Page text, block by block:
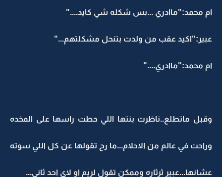
ام محمد:"ماادري ...بس شكله شي كايد...."
عبير:"اكيد عقب من ولدت بتنحل مشكلتهم..."
ام محمد:"ماادري...."
وقبل ماتطلع..ناظرت بنتها اللي حطت راسها على المخده
وراحت في عالم من الاحلام...ما رح تقولها عن كل اللي سوته
عشانها...عبير ثرثاره وممكن تقول لريم او لاي احد ثاني...